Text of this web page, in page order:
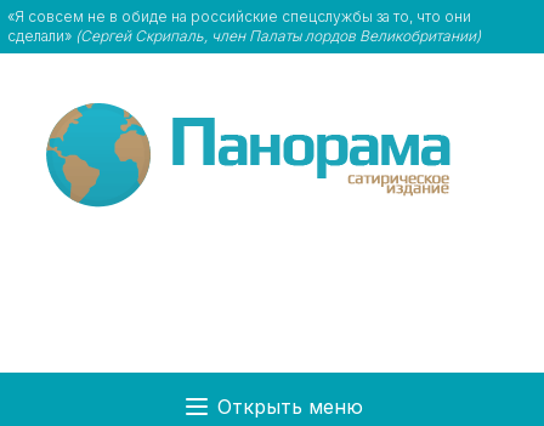
«Я совсем не в обиде на российские спецслужбы за то, что они
сделали» (Сергей Скрипаль, член Палаты лордов Великобритании)
Открыть меню